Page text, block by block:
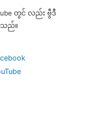
တွင် လည်း ဗွီဒီ
သည်။